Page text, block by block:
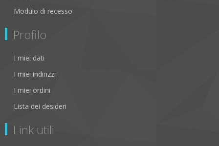
Modulo di recesso
Profilo
I miei dati
I miei indirizzi
I miei ordini
Lista dei desideri
Link utili